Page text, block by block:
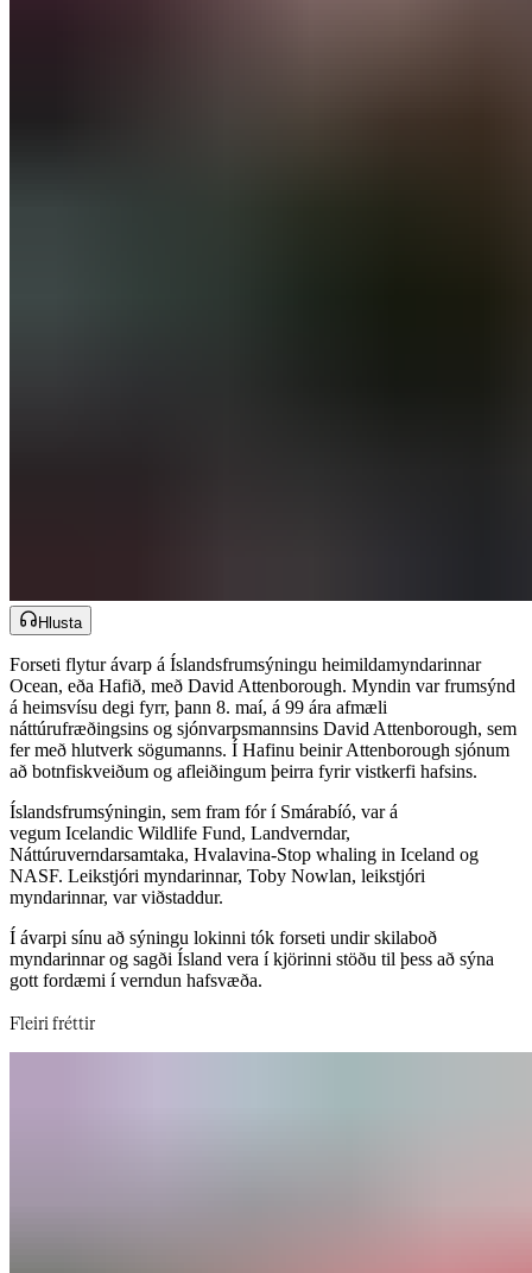
Hlusta
Forseti flytur ávarp á Íslandsfrumsýningu heimildamyndarinnar
Ocean, eða Hafið, með David Attenborough. Myndin var frumsýnd
á heimsvísu degi fyrr, þann 8. maí, á 99 ára afmæli
náttúrufræðingsins og sjónvarpsmannsins David Attenborough, sem
fer með hlutverk sögumanns. Í Hafinu beinir Attenborough sjónum
að botnfiskveiðum og afleiðingum þeirra fyrir vistkerfi hafsins.​​​​‌ ‍ ​‍​‍‌‍ ‌ ​‍‌‍‍‌‌‍‌ ‌‍‍‌‌‍ ‍​‍​‍​ ‍‍​‍​‍‌ ​ ‌‍​‌‌‍ ‍‌‍‍‌‌ ‌​‌ ‍‌​‍ ‍‌‍‍‌‌‍ ​‍​‍​‍ ​​‍​‍‌‍‍​‌ ​‍‌‍‌‌‌‍‌‍​‍​‍​ ‍‍​‍​‍‌‍‍​‌ ‌​‌ ‌​‌ ​​‌ ​ ​‍ ​‍ ‌‍‌‍‌‍ ‌ ​‍‌ ​ ‌‍‌‌‌ ‌​‌‍‍‌​‍ ‌‌‍‍‌‌ ​ ‌‍ ​‌‍​‌‌‍ ‍‌‍‌​‌ ​ ​‍ ‍‌ ‌‍‌‍‌‌‌ ​‍‌‍​ ‌‍‌‌‌‍ ​​‍ ‍‌‍​‌‌ ​​‌ ​​​‍ ‌ ​ ‌ ‌​‌ ‌‌‌‍‌​‌‍‍‌‌‍ ​‍ ‌‍‍‌‌‍ ‍‌ ‌​‌‍‌‌‌‍ ‍‌ ‌​​‍ ‌‍‌‌‌‍‌​‌‍‍‌‌ ‌​​‍ ‌‍ ‌‌‍ ‌‍‌​‌‍‌‌​ ‌‌ ​​‌ ​‍‌‍‌‌‌ ​ ‌‍‌‌‌‍ ‍‌ ‌​‌‍​‌‌ ‌​‌‍‍‌‌‍ ‌‍ ‍​ ‍ ‌‍‍‌‌‍‌​​ ‌‌ ​ ‌​‍‌‌​‌​‌‍‍​‌​​‌‌‍‌​‌‍​ ​ ‌‌‌‌‌​‌​​ ‌‌‍​‌‌​ ‌‌‌‌‌​‍‌​ ‌​‌​ ‌​ ​ ‌‌​ ‌‌‌​‌‌‌‍‌​‍‌‌​ ​​ ‍ ‌ ‌​‌ ‍‌‌ ​​‌‍‌‌​ ‌‌‍ ‍‌‍‌‌‌ ‌ ‌ ​ ​ ‍ ‌ ​​‌‍​‌‌ ‌​‌‍‍​​ ‌‌ ​​‌‍​‌‌‍‌ ‌‍‌‌‌​​‍‌ ‌‌‌‍‍‌‌‍ ​‌‍‌​‌‍‌‌‌ ​‍​‍‌‌​ ‌‌‌​​‍‌‌ ‌‍‍ ‌‍‌‌‌ ‍‌​‍‌‌​ ​ ‌​‌​​‍‌‌​ ​ ‌​‌​​‍‌‌​ ​‍​ ​‍‌ ​‍‌‍‍‌‌‍​ ‌‍‍​‌ ‌​‌‍‌‌‌ ‍​‌ ‌​​‍ ‌​ ‍‌‌‍‌ ‌‍‍‍‌ ​‌‌‍‌‍‌‍‍ ‌‍‌​​ ‌‌​ ​‌​‍‌‌​ ​‍​ ​‍​‍‌‌​ ‌‌‌​‌​​‍ ‍‌‍​ ‌‍ ‌‍ ‍‌ ‌​‌‍‌‌‌‍ ‍‌ ‌​​‍‌‌​ ‌‌‌​​‍‌‌ ‌‍‍ ‌‍‌‌‌ ‍‌​‍‌‌​ ​ ‌​‌​​‍‌‌​ ​ ‌​‌​​‍‌‌​ ​‍​ ​‍‌‍‌‌​ ​ ​ ‌ ​ ‌‌‌‍​ ​ ‍​‌‍‌​‌‍​‌‌‍‌‍‌‍‌​​ ‌ ​ ​‍​‍‌‌​ ​‍​ ​‍​‍‌‌​ ‌‌‌​‌​​‍ ‍‌‍​ ‌‍‍​‌‍‍‌‌‍ ​‌‍‌​‌ ​‍‌‍‌‌‌‍ ‍​‍‌‌​ ‌‌‌​​‍‌‌ ‌‍‍ ‌‍‌‌‌ ‍‌​‍‌‌​ ​ ‌​‌​​‍‌‌​ ​ ‌​‌​​‍‌‌​ ​‍​ ​‍​ ​‍​ ‍​‌‍‌‍​ ​‍‌‍‌‍‌‍‌​​ ‍​​ ​​​ ‌‌‌‍​‍‌‍‌‍​ ‌‌​‍‌‌​ ​‍​ ​‍​‍‌‌​ ‌‌‌​‌​​‍ ‍‌ ‌​‌‍‌‌‌ ‍​‌ ‌​​ ‌‍​‍‌‍​‌‌ ​ ‌‍‌‌‌‌‌‌‌ ​‍‌‍ ​​ ‌‌‍‍​‌ ‌​‌ ‌​‌ ​​‌ ​ ​‍‌‌​ ​‍‌​‌‍​‍‌‌​ ​‍‌​‌‍‌‍‌‍‌‍ ‌ ​‍‌ ​ ‌‍‌‌‌ ‌​‌‍‍‌​‍ ‌‌‍‍‌‌ ​ ‌‍ ​‌‍​‌‌‍ ‍‌‍‌​‌ ​ ​‍ ‍‌ ‌‍‌‍‌‌‌ ​‍‌‍​ ‌‍‌‌‌‍ ​​‍ ‍‌‍​‌‌ ​​‌ ​​​‍‌‌​ ​‍‌​‌‍‌ ​ ‌ ‌​‌ ‌‌‌‍‌​‌‍‍‌‌‍ ​‍‌‍‌‍‍‌‌‍‌​​ ‌‌ ​ ‌​‍‌‌​‌​‌‍‍​‌​​‌‌‍‌​‌‍​ ​ ‌‌‌‌‌​‌​​ ‌‌‍​‌‌​ ‌‌‌‌‌​‍‌​ ‌​‌​ ‌​ ​ ‌‌​ ‌‌‌​‌‌‌‍‌​‍‌‌​ ​​‍‌‍‌ ‌​‌ ‍‌‌ ​​‌‍‌‌​ ‌‌‍ ‍‌‍‌‌‌ ‌ ‌ ​ ​‍‌‍‌ ​​‌‍​‌‌ ‌​‌‍‍​​ ‌‌ ​​‌‍​‌‌‍‌ ‌‍‌‌‌​​‍‌ ‌‌‌‍‍‌‌‍ ​‌‍‌​‌‍‌‌‌ ​‍​‍‌‌​ ‌‌‌​​‍‌‌ ‌‍‍ ‌‍‌‌‌ ‍‌​‍‌‌​ ​ ‌​‌​​‍‌‌​ ​ ‌​‌​​‍‌‌​ ​‍​ ​‍‌ ​‍‌‍‍‌‌‍​ ‌‍‍​‌ ‌​‌‍‌‌‌ ‍​‌ ‌​​‍ ‌​ ‍‌‌‍‌ ‌‍‍‍‌ ​‌‌‍‌‍‌‍‍ ‌‍‌​​ ‌‌​ ​‌​‍‌‌​ ​‍​ ​‍​‍‌‌​ ‌‌‌​‌​​‍ ‍‌‍​ ‌‍ ‌‍ ‍‌ ‌​‌‍‌‌‌‍ ‍‌ ‌​​‍‌‌​ ‌‌‌​​‍‌‌ ‌‍‍ ‌‍‌‌‌ ‍‌​‍‌‌​ ​ ‌​‌​​‍‌‌​ ​ ‌​‌​​‍‌‌​ ​‍​ ​‍‌‍‌‌​ ​ ​ ‌ ​ ‌‌‌‍​ ​ ‍​‌‍‌​‌‍​‌‌‍‌‍‌‍‌​​ ‌ ​ ​‍​‍‌‌​ ​‍​ ​‍​‍‌‌​ ‌‌‌​‌​​‍ ‍‌‍​ ‌‍‍​‌‍‍‌‌‍ ​‌‍‌​‌ ​‍‌‍‌‌‌‍ ‍​‍‌‌​ ‌‌‌​​‍‌‌ ‌‍‍ ‌‍‌‌‌ ‍‌​‍‌‌​ ​ ‌​‌​​‍‌‌​ ​ ‌​‌​​‍‌‌​ ​‍​ ​‍​ ​‍​ ‍​‌‍‌‍​ ​‍‌‍‌‍‌‍‌​​ ‍​​ ​​​ ‌‌‌‍​‍‌‍‌‍​ ‌‌​‍‌‌​ ​‍​ ​‍​‍‌‌​ ‌‌‌​‌​​‍ ‍‌ ‌​‌‍‌‌‌ ‍​‌ ‌​​‍‌‍‌ ​​‌‍‌‌‌ ​‍‌ ​ ‌ ​​‌‍‌‌‌‍​ ‌ ‌​‌‍‍‌‌ ‌‍‌‍‌‌​ ‌‌ ​​‌ ‌‌‌‍​‍‌‍ ​‌‍‍‌‌ ​ ‌‍‍​‌‍‌‌‌‍‌​​‍​‍‌ ‌
Íslandsfrumsýningin, sem fram fór í Smárabíó, var á
vegum Icelandic Wildlife Fund, Landverndar,
Náttúruverndarsamtaka, Hvalavina-Stop whaling in Iceland og
NASF. Leikstjóri myndarinnar, Toby Nowlan, leikstjóri
myndarinnar, var viðstaddur.​​​​‌ ‍ ​‍​‍‌‍ ‌ ​‍‌‍‍‌‌‍‌ ‌‍‍‌‌‍ ‍​‍​‍​ ‍‍​‍​‍‌ ​ ‌‍​‌‌‍ ‍‌‍‍‌‌ ‌​‌ ‍‌​‍ ‍‌‍‍‌‌‍ ​‍​‍​‍ ​​‍​‍‌‍‍​‌ ​‍‌‍‌‌‌‍‌‍​‍​‍​ ‍‍​‍​‍‌‍‍​‌ ‌​‌ ‌​‌ ​​‌ ​ ​‍ ​‍ ‌‍‌‍‌‍ ‌ ​‍‌ ​ ‌‍‌‌‌ ‌​‌‍‍‌​‍ ‌‌‍‍‌‌ ​ ‌‍ ​‌‍​‌‌‍ ‍‌‍‌​‌ ​ ​‍ ‍‌ ‌‍‌‍‌‌‌ ​‍‌‍​ ‌‍‌‌‌‍ ​​‍ ‍‌‍​‌‌ ​​‌ ​​​‍ ‌ ​ ‌ ‌​‌ ‌‌‌‍‌​‌‍‍‌‌‍ ​‍ ‌‍‍‌‌‍ ‍‌ ‌​‌‍‌‌‌‍ ‍‌ ‌​​‍ ‌‍‌‌‌‍‌​‌‍‍‌‌ ‌​​‍ ‌‍ ‌‌‍ ‌‍‌​‌‍‌‌​ ‌‌ ​​‌ ​‍‌‍‌‌‌ ​ ‌‍‌‌‌‍ ‍‌ ‌​‌‍​‌‌ ‌​‌‍‍‌‌‍ ‌‍ ‍​ ‍ ‌‍‍‌‌‍‌​​ ‌‌ ​ ‌​‍‌‌​‌​‌‍‍​‌​​‌‌‍‌​‌‍​ ​ ‌‌‌‌‌​‌​​ ‌‌‍​‌‌​ ‌‌‌‌‌​‍‌​ ‌​‌​ ‌​ ​ ‌‌​ ‌‌‌​‌‌‌‍‌​‍‌‌​ ​​ ‍ ‌ ‌​‌ ‍‌‌ ​​‌‍‌‌​ ‌‌‍ ‍‌‍‌‌‌ ‌ ‌ ​ ​ ‍ ‌ ​​‌‍​‌‌ ‌​‌‍‍​​ ‌‌ ​​‌‍​‌‌‍‌ ‌‍‌‌‌​​‍‌ ‌‌‌‍‍‌‌‍ ​‌‍‌​‌‍‌‌‌ ​‍​‍‌‌​ ‌‌‌​​‍‌‌ ‌‍‍ ‌‍‌‌‌ ‍‌​‍‌‌​ ​ ‌​‌​​‍‌‌​ ​ ‌​‌​​‍‌‌​ ​‍​ ​‍‌ ​‍‌‍‍‌‌‍​ ‌‍‍​‌ ‌​‌‍‌‌‌ ‍​‌ ‌​​‍ ‌​ ‍‌‌‍‌ ‌‍‍‍‌ ​‌‌‍‌‍‌‍‍ ‌‍‌​​ ‌‌​ ​‌​‍‌‌​ ​‍​ ​‍​‍‌‌​ ‌‌‌​‌​​‍ ‍‌‍​ ‌‍ ‌‍ ‍‌ ‌​‌‍‌‌‌‍ ‍‌ ‌​​‍‌‌​ ‌‌‌​​‍‌‌ ‌‍‍ ‌‍‌‌‌ ‍‌​‍‌‌​ ​ ‌​‌​​‍‌‌​ ​ ‌​‌​​‍‌‌​ ​‍​ ​‍‌‍‌​​ ‌ ​ ​ ​ ‌​​ ​​​ ‌‌‌‍‌‍​ ‍‌​ ​‌​ ‌‌‌‍​ ‌‍​ ​‍‌‌​ ​‍​ ​‍​‍‌‌​ ‌‌‌​‌​​‍ ‍‌‍​ ‌‍‍​‌‍‍‌‌‍ ​‌‍‌​‌ ​‍‌‍‌‌‌‍ ‍​‍‌‌​ ‌‌‌​​‍‌‌ ‌‍‍ ‌‍‌‌‌ ‍‌​‍‌‌​ ​ ‌​‌​​‍‌‌​ ​ ‌​‌​​‍‌‌​ ​‍​ ​‍​ ‍‌​ ‌‌‌‍‌‍‌‍​ ​ ​‍‌‍‌‌​ ​ ​ ‌ ​ ‍‌‌‍‌‍​ ‌ ​ ​​​‍‌‌​ ​‍​ ​‍​‍‌‌​ ‌‌‌​‌​​‍ ‍‌ ‌​‌‍‌‌‌ ‍​‌ ‌​​ ‌‍​‍‌‍​‌‌ ​ ‌‍‌‌‌‌‌‌‌ ​‍‌‍ ​​ ‌‌‍‍​‌ ‌​‌ ‌​‌ ​​‌ ​ ​‍‌‌​ ​‍‌​‌‍​‍‌‌​ ​‍‌​‌‍‌‍‌‍‌‍ ‌ ​‍‌ ​ ‌‍‌‌‌ ‌​‌‍‍‌​‍ ‌‌‍‍‌‌ ​ ‌‍ ​‌‍​‌‌‍ ‍‌‍‌​‌ ​ ​‍ ‍‌ ‌‍‌‍‌‌‌ ​‍‌‍​ ‌‍‌‌‌‍ ​​‍ ‍‌‍​‌‌ ​​‌ ​​​‍‌‌​ ​‍‌​‌‍‌ ​ ‌ ‌​‌ ‌‌‌‍‌​‌‍‍‌‌‍ ​‍‌‍‌‍‍‌‌‍‌​​ ‌‌ ​ ‌​‍‌‌​‌​‌‍‍​‌​​‌‌‍‌​‌‍​ ​ ‌‌‌‌‌​‌​​ ‌‌‍​‌‌​ ‌‌‌‌‌​‍‌​ ‌​‌​ ‌​ ​ ‌‌​ ‌‌‌​‌‌‌‍‌​‍‌‌​ ​​‍‌‍‌ ‌​‌ ‍‌‌ ​​‌‍‌‌​ ‌‌‍ ‍‌‍‌‌‌ ‌ ‌ ​ ​‍‌‍‌ ​​‌‍​‌‌ ‌​‌‍‍​​ ‌‌ ​​‌‍​‌‌‍‌ ‌‍‌‌‌​​‍‌ ‌‌‌‍‍‌‌‍ ​‌‍‌​‌‍‌‌‌ ​‍​‍‌‌​ ‌‌‌​​‍‌‌ ‌‍‍ ‌‍‌‌‌ ‍‌​‍‌‌​ ​ ‌​‌​​‍‌‌​ ​ ‌​‌​​‍‌‌​ ​‍​ ​‍‌ ​‍‌‍‍‌‌‍​ ‌‍‍​‌ ‌​‌‍‌‌‌ ‍​‌ ‌​​‍ ‌​ ‍‌‌‍‌ ‌‍‍‍‌ ​‌‌‍‌‍‌‍‍ ‌‍‌​​ ‌‌​ ​‌​‍‌‌​ ​‍​ ​‍​‍‌‌​ ‌‌‌​‌​​‍ ‍‌‍​ ‌‍ ‌‍ ‍‌ ‌​‌‍‌‌‌‍ ‍‌ ‌​​‍‌‌​ ‌‌‌​​‍‌‌ ‌‍‍ ‌‍‌‌‌ ‍‌​‍‌‌​ ​ ‌​‌​​‍‌‌​ ​ ‌​‌​​‍‌‌​ ​‍​ ​‍‌‍‌​​ ‌ ​ ​ ​ ‌​​ ​​​ ‌‌‌‍‌‍​ ‍‌​ ​‌​ ‌‌‌‍​ ‌‍​ ​‍‌‌​ ​‍​ ​‍​‍‌‌​ ‌‌‌​‌​​‍ ‍‌‍​ ‌‍‍​‌‍‍‌‌‍ ​‌‍‌​‌ ​‍‌‍‌‌‌‍ ‍​‍‌‌​ ‌‌‌​​‍‌‌ ‌‍‍ ‌‍‌‌‌ ‍‌​‍‌‌​ ​ ‌​‌​​‍‌‌​ ​ ‌​‌​​‍‌‌​ ​‍​ ​‍​ ‍‌​ ‌‌‌‍‌‍‌‍​ ​ ​‍‌‍‌‌​ ​ ​ ‌ ​ ‍‌‌‍‌‍​ ‌ ​ ​​​‍‌‌​ ​‍​ ​‍​‍‌‌​ ‌‌‌​‌​​‍ ‍‌ ‌​‌‍‌‌‌ ‍​‌ ‌​​‍‌‍‌ ​​‌‍‌‌‌ ​‍‌ ​ ‌ ​​‌‍‌‌‌‍​ ‌ ‌​‌‍‍‌‌ ‌‍‌‍‌‌​ ‌‌ ​​‌ ‌‌‌‍​‍‌‍ ​‌‍‍‌‌ ​ ‌‍‍​‌‍‌‌‌‍‌​​‍​‍‌ ‌
Í ávarpi sínu að sýningu lokinni tók forseti undir skilaboð
myndarinnar og sagði Ísland vera í kjörinni stöðu til þess að sýna
gott fordæmi í verndun hafsvæða.​​​​‌ ‍ ​‍​‍‌‍ ‌ ​‍‌‍‍‌‌‍‌ ‌‍‍‌‌‍ ‍​‍​‍​ ‍‍​‍​‍‌ ​ ‌‍​‌‌‍ ‍‌‍‍‌‌ ‌​‌ ‍‌​‍ ‍‌‍‍‌‌‍ ​‍​‍​‍ ​​‍​‍‌‍‍​‌ ​‍‌‍‌‌‌‍‌‍​‍​‍​ ‍‍​‍​‍‌‍‍​‌ ‌​‌ ‌​‌ ​​‌ ​ ​‍ ​‍ ‌‍‌‍‌‍ ‌ ​‍‌ ​ ‌‍‌‌‌ ‌​‌‍‍‌​‍ ‌‌‍‍‌‌ ​ ‌‍ ​‌‍​‌‌‍ ‍‌‍‌​‌ ​ ​‍ ‍‌ ‌‍‌‍‌‌‌ ​‍‌‍​ ‌‍‌‌‌‍ ​​‍ ‍‌‍​‌‌ ​​‌ ​​​‍ ‌ ​ ‌ ‌​‌ ‌‌‌‍‌​‌‍‍‌‌‍ ​‍ ‌‍‍‌‌‍ ‍‌ ‌​‌‍‌‌‌‍ ‍‌ ‌​​‍ ‌‍‌‌‌‍‌​‌‍‍‌‌ ‌​​‍ ‌‍ ‌‌‍ ‌‍‌​‌‍‌‌​ ‌‌ ​​‌ ​‍‌‍‌‌‌ ​ ‌‍‌‌‌‍ ‍‌ ‌​‌‍​‌‌ ‌​‌‍‍‌‌‍ ‌‍ ‍​ ‍ ‌‍‍‌‌‍‌​​ ‌‌ ​ ‌​‍‌‌​‌​‌‍‍​‌​​‌‌‍‌​‌‍​ ​ ‌‌‌‌‌​‌​​ ‌‌‍​‌‌​ ‌‌‌‌‌​‍‌​ ‌​‌​ ‌​ ​ ‌‌​ ‌‌‌​‌‌‌‍‌​‍‌‌​ ​​ ‍ ‌ ‌​‌ ‍‌‌ ​​‌‍‌‌​ ‌‌‍ ‍‌‍‌‌‌ ‌ ‌ ​ ​ ‍ ‌ ​​‌‍​‌‌ ‌​‌‍‍​​ ‌‌ ​​‌‍​‌‌‍‌ ‌‍‌‌‌​​‍‌ ‌‌‌‍‍‌‌‍ ​‌‍‌​‌‍‌‌‌ ​‍​‍‌‌​ ‌‌‌​​‍‌‌ ‌‍‍ ‌‍‌‌‌ ‍‌​‍‌‌​ ​ ‌​‌​​‍‌‌​ ​ ‌​‌​​‍‌‌​ ​‍​ ​‍‌ ​‍‌‍‍‌‌‍​ ‌‍‍​‌ ‌​‌‍‌‌‌ ‍​‌ ‌​​‍ ‌​ ‍‌‌‍‌ ‌‍‍‍‌ ​‌‌‍‌‍‌‍‍ ‌‍‌​​ ‌‌​ ​‌​‍‌‌​ ​‍​ ​‍​‍‌‌​ ‌‌‌​‌​​‍ ‍‌‍​ ‌‍ ‌‍ ‍‌ ‌​‌‍‌‌‌‍ ‍‌ ‌​​‍‌‌​ ‌‌‌​​‍‌‌ ‌‍‍ ‌‍‌‌‌ ‍‌​‍‌‌​ ​ ‌​‌​​‍‌‌​ ​ ‌​‌​​‍‌‌​ ​‍​ ​‍‌‍‌‍​ ‌ ‌‍‌‍​ ​‍​ ‍‌‌‍​‍​ ‌‌‌‍‌‌‌‍‌​‌‍​ ‌‍‌​​ ‌ ​‍‌‌​ ​‍​ ​‍​‍‌‌​ ‌‌‌​‌​​‍ ‍‌‍​ ‌‍‍​‌‍‍‌‌‍ ​‌‍‌​‌ ​‍‌‍‌‌‌‍ ‍​‍‌‌​ ‌‌‌​​‍‌‌ ‌‍‍ ‌‍‌‌‌ ‍‌​‍‌‌​ ​ ‌​‌​​‍‌‌​ ​ ‌​‌​​‍‌‌​ ​‍​ ​‍‌‍​‍​ ‍​​ ​​​ ​‌‌‍​ ‌‍‌‌​ ‌‌​ ​​‌‍​‍‌‍​‍​ ‌‍​ ‍​​‍‌‌​ ​‍​ ​‍​‍‌‌​ ‌‌‌​‌​​‍ ‍‌ ‌​‌‍‌‌‌ ‍​‌ ‌​​ ‌‍​‍‌‍​‌‌ ​ ‌‍‌‌‌‌‌‌‌ ​‍‌‍ ​​ ‌‌‍‍​‌ ‌​‌ ‌​‌ ​​‌ ​ ​‍‌‌​ ​‍‌​‌‍​‍‌‌​ ​‍‌​‌‍‌‍‌‍‌‍ ‌ ​‍‌ ​ ‌‍‌‌‌ ‌​‌‍‍‌​‍ ‌‌‍‍‌‌ ​ ‌‍ ​‌‍​‌‌‍ ‍‌‍‌​‌ ​ ​‍ ‍‌ ‌‍‌‍‌‌‌ ​‍‌‍​ ‌‍‌‌‌‍ ​​‍ ‍‌‍​‌‌ ​​‌ ​​​‍‌‌​ ​‍‌​‌‍‌ ​ ‌ ‌​‌ ‌‌‌‍‌​‌‍‍‌‌‍ ​‍‌‍‌‍‍‌‌‍‌​​ ‌‌ ​ ‌​‍‌‌​‌​‌‍‍​‌​​‌‌‍‌​‌‍​ ​ ‌‌‌‌‌​‌​​ ‌‌‍​‌‌​ ‌‌‌‌‌​‍‌​ ‌​‌​ ‌​ ​ ‌‌​ ‌‌‌​‌‌‌‍‌​‍‌‌​ ​​‍‌‍‌ ‌​‌ ‍‌‌ ​​‌‍‌‌​ ‌‌‍ ‍‌‍‌‌‌ ‌ ‌ ​ ​‍‌‍‌ ​​‌‍​‌‌ ‌​‌‍‍​​ ‌‌ ​​‌‍​‌‌‍‌ ‌‍‌‌‌​​‍‌ ‌‌‌‍‍‌‌‍ ​‌‍‌​‌‍‌‌‌ ​‍​‍‌‌​ ‌‌‌​​‍‌‌ ‌‍‍ ‌‍‌‌‌ ‍‌​‍‌‌​ ​ ‌​‌​​‍‌‌​ ​ ‌​‌​​‍‌‌​ ​‍​ ​‍‌ ​‍‌‍‍‌‌‍​ ‌‍‍​‌ ‌​‌‍‌‌‌ ‍​‌ ‌​​‍ ‌​ ‍‌‌‍‌ ‌‍‍‍‌ ​‌‌‍‌‍‌‍‍ ‌‍‌​​ ‌‌​ ​‌​‍‌‌​ ​‍​ ​‍​‍‌‌​ ‌‌‌​‌​​‍ ‍‌‍​ ‌‍ ‌‍ ‍‌ ‌​‌‍‌‌‌‍ ‍‌ ‌​​‍‌‌​ ‌‌‌​​‍‌‌ ‌‍‍ ‌‍‌‌‌ ‍‌​‍‌‌​ ​ ‌​‌​​‍‌‌​ ​ ‌​‌​​‍‌‌​ ​‍​ ​‍‌‍‌‍​ ‌ ‌‍‌‍​ ​‍​ ‍‌‌‍​‍​ ‌‌‌‍‌‌‌‍‌​‌‍​ ‌‍‌​​ ‌ ​‍‌‌​ ​‍​ ​‍​‍‌‌​ ‌‌‌​‌​​‍ ‍‌‍​ ‌‍‍​‌‍‍‌‌‍ ​‌‍‌​‌ ​‍‌‍‌‌‌‍ ‍​‍‌‌​ ‌‌‌​​‍‌‌ ‌‍‍ ‌‍‌‌‌ ‍‌​‍‌‌​ ​ ‌​‌​​‍‌‌​ ​ ‌​‌​​‍‌‌​ ​‍​ ​‍‌‍​‍​ ‍​​ ​​​ ​‌‌‍​ ‌‍‌‌​ ‌‌​ ​​‌‍​‍‌‍​‍​ ‌‍​ ‍​​‍‌‌​ ​‍​ ​‍​‍‌‌​ ‌‌‌​‌​​‍ ‍‌ ‌​‌‍‌‌‌ ‍​‌ ‌​​‍‌‍‌ ​​‌‍‌‌‌ ​‍‌ ​ ‌ ​​‌‍‌‌‌‍​ ‌ ‌​‌‍‍‌‌ ‌‍‌‍‌‌​ ‌‌ ​​‌ ‌‌‌‍​‍‌‍ ​‌‍‍‌‌ ​ ‌‍‍​‌‍‌‌‌‍‌​​‍​‍‌ ‌
Fleiri fréttir